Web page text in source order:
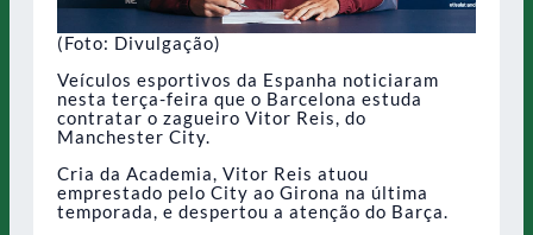
(Foto: Divulgação)
Veículos esportivos da Espanha noticiaram
nesta terça-feira que o Barcelona estuda
contratar o zagueiro Vitor Reis, do
Manchester City.
Cria da Academia, Vitor Reis atuou
emprestado pelo City ao Girona na última
temporada, e despertou a atenção do Barça.